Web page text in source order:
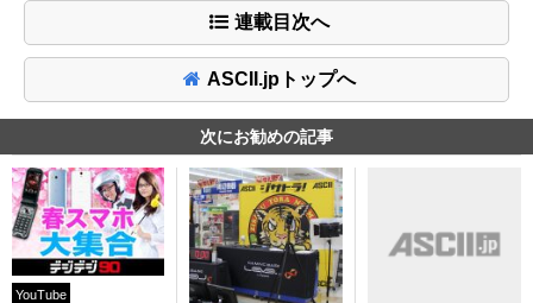
連載目次へ
ASCII.jpトップへ
次にお勧めの記事
YouTube